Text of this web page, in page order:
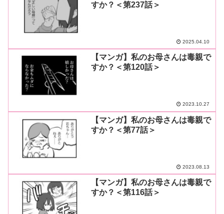
すか？＜第237話＞
2025.04.10
【マンガ】私のお母さんは毒親で
すか？＜第120話＞
2023.10.27
【マンガ】私のお母さんは毒親で
すか？＜第77話＞
2023.08.13
【マンガ】私のお母さんは毒親で
すか？＜第116話＞